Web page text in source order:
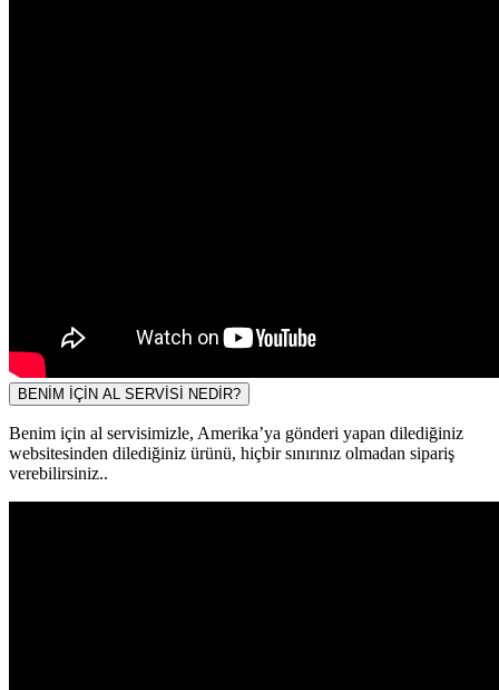
BENİM İÇİN AL SERVİSİ NEDİR?
Benim için al servisimizle, Amerika’ya gönderi yapan dilediğiniz
websitesinden dilediğiniz ürünü, hiçbir sınırınız olmadan sipariş
verebilirsiniz..